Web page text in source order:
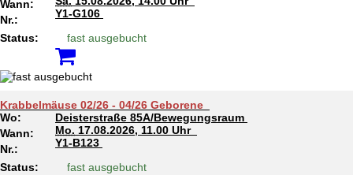
Wann:
Nr.:
Y1-G106
Status:
fast ausgebucht
Krabbelmäuse 02/26 - 04/26 Geborene
Wo:
Deisterstraße 85A/Bewegungsraum
Wann:
Mo. 17.08.2026, 11.00 Uhr
Nr.:
Y1-B123
Status:
fast ausgebucht